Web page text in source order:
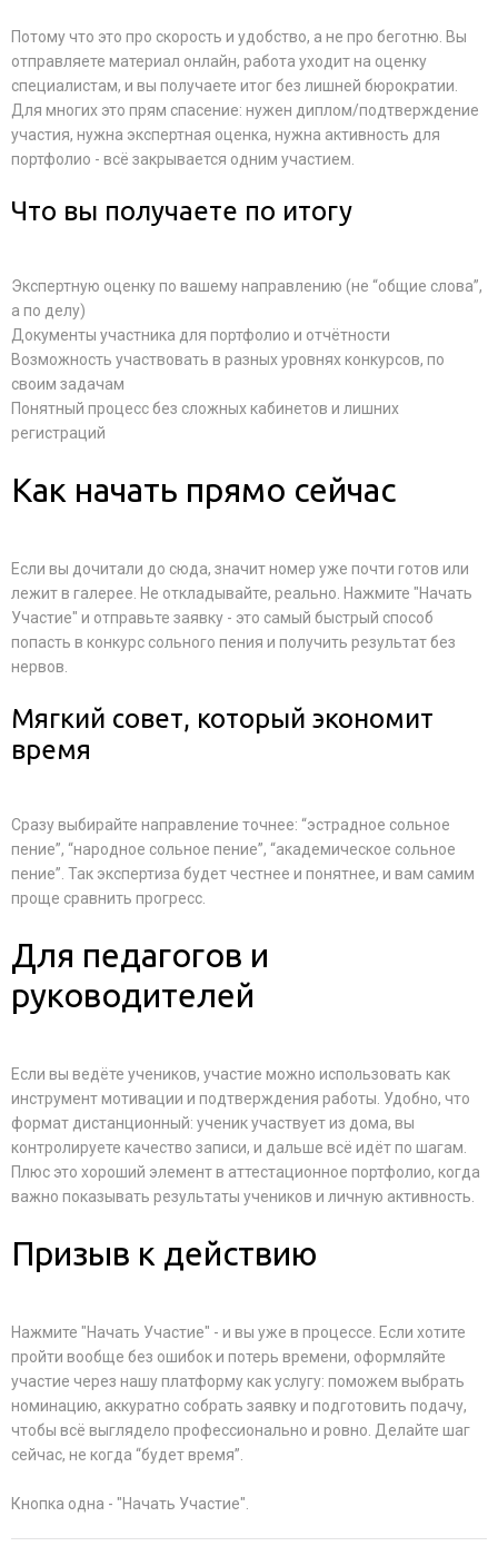
Потому что это про скорость и удобство, а не про беготню. Вы
отправляете материал онлайн, работа уходит на оценку
специалистам, и вы получаете итог без лишней бюрократии.
Для многих это прям спасение: нужен диплом/подтверждение
участия, нужна экспертная оценка, нужна активность для
портфолио - всё закрывается одним участием.
Что вы получаете по итогу
Экспертную оценку по вашему направлению (не “общие слова”,
а по делу)
Документы участника для портфолио и отчётности
Возможность участвовать в разных уровнях конкурсов, по
своим задачам
Понятный процесс без сложных кабинетов и лишних
регистраций
Как начать прямо сейчас
Если вы дочитали до сюда, значит номер уже почти готов или
лежит в галерее. Не откладывайте, реально. Нажмите "Начать
Участие" и отправьте заявку - это самый быстрый способ
попасть в конкурс сольного пения и получить результат без
нервов.
Мягкий совет, который экономит
время
Сразу выбирайте направление точнее: “эстрадное сольное
пение”, “народное сольное пение”, “академическое сольное
пение”. Так экспертиза будет честнее и понятнее, и вам самим
проще сравнить прогресс.
Для педагогов и
руководителей
Если вы ведёте учеников, участие можно использовать как
инструмент мотивации и подтверждения работы. Удобно, что
формат дистанционный: ученик участвует из дома, вы
контролируете качество записи, и дальше всё идёт по шагам.
Плюс это хороший элемент в аттестационное портфолио, когда
важно показывать результаты учеников и личную активность.
Призыв к действию
Нажмите "Начать Участие" - и вы уже в процессе. Если хотите
пройти вообще без ошибок и потерь времени, оформляйте
участие через нашу платформу как услугу: поможем выбрать
номинацию, аккуратно собрать заявку и подготовить подачу,
чтобы всё выглядело профессионально и ровно. Делайте шаг
сейчас, не когда “будет время”.
Кнопка одна - "Начать Участие".